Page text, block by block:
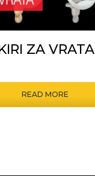
ZA VRATA
READ MORE